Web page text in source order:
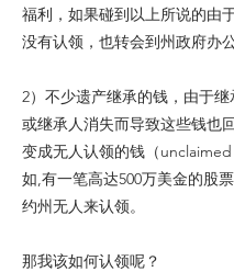
福利，如果碰到以上所说的由
没有认领，也转会到州政府办公
2）不少遗产继承的钱，由于
或继承人消失而导致这些钱也
变成无人认领的钱（
如,有一笔高达500万美金的股
约州无人来认领。
那我该如何认领呢？